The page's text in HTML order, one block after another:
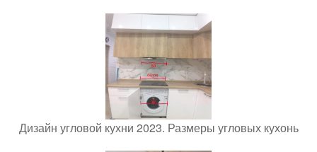
Дизайн угловой кухни 2023. Размеры угловых кухонь